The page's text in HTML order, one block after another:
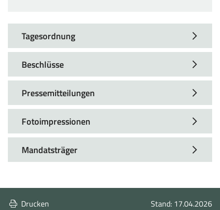
Tagesordnung
Beschlüsse
Pressemitteilungen
Fotoimpressionen
Mandatsträger
Drucken Stand: 17.04.2026